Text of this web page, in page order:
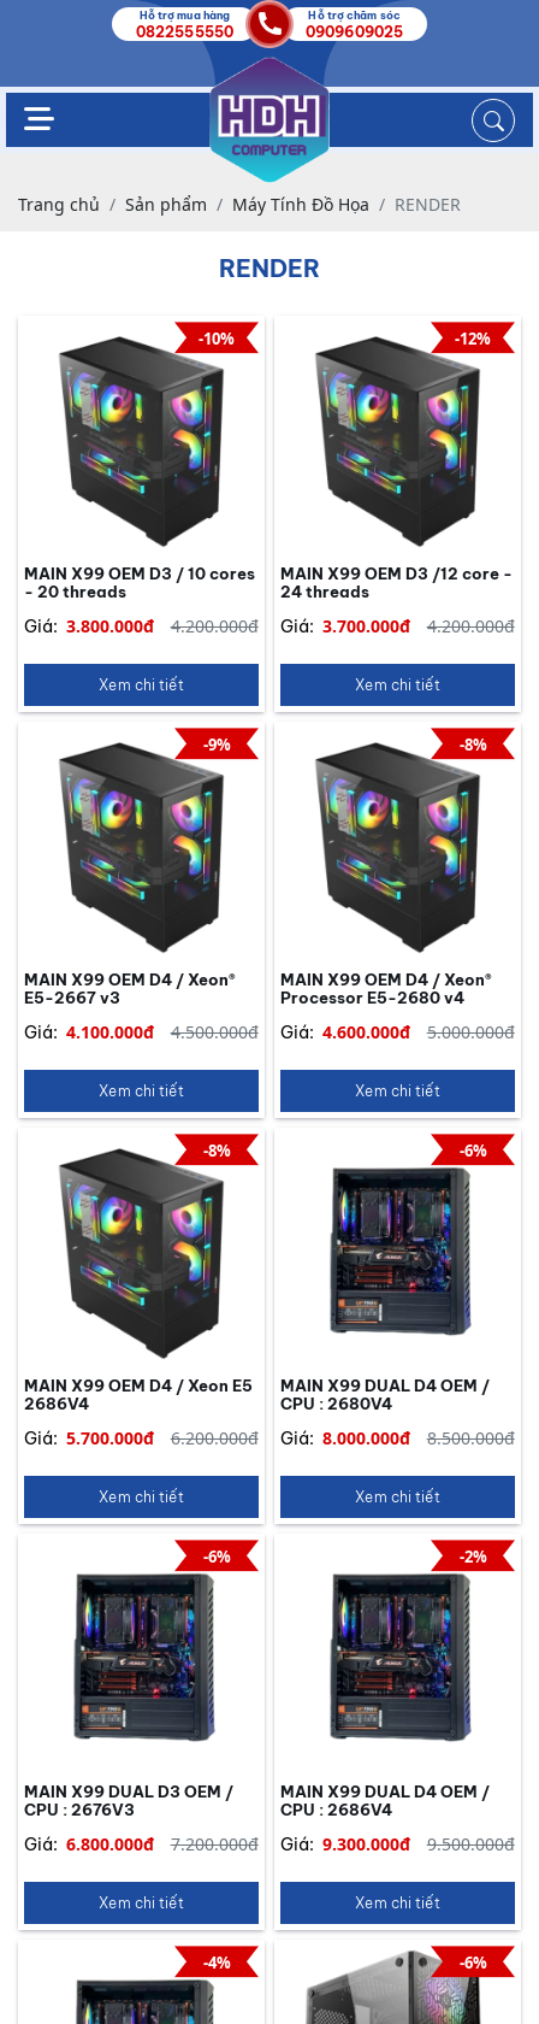
Hỗ trợ mua hàng
0822555550
Hỗ trợ chăm sóc
0909609025
Trang chủ Sản phẩm Máy Tính Đồ Họa RENDER
RENDER
MAIN X99 OEM D3 / 10 cores
- 20 threads
Giá: 3.800.000đ 4.200.000đ
-10%
Xem chi tiết
MAIN X99 OEM D3 /12 core -
24 threads
Giá: 3.700.000đ 4.200.000đ
-12%
Xem chi tiết
MAIN X99 OEM D4 / Xeon®
E5-2667 v3
Giá: 4.100.000đ 4.500.000đ
-9%
Xem chi tiết
MAIN X99 OEM D4 / Xeon®
Processor E5-2680 v4
Giá: 4.600.000đ 5.000.000đ
-8%
Xem chi tiết
MAIN X99 OEM D4 / Xeon E5
2686V4
Giá: 5.700.000đ 6.200.000đ
-8%
Xem chi tiết
MAIN X99 DUAL D4 OEM /
CPU : 2680V4
Giá: 8.000.000đ 8.500.000đ
-6%
Xem chi tiết
MAIN X99 DUAL D3 OEM /
CPU : 2676V3
Giá: 6.800.000đ 7.200.000đ
-6%
Xem chi tiết
MAIN X99 DUAL D4 OEM /
CPU : 2686V4
Giá: 9.300.000đ 9.500.000đ
-2%
Xem chi tiết
-4% -6%